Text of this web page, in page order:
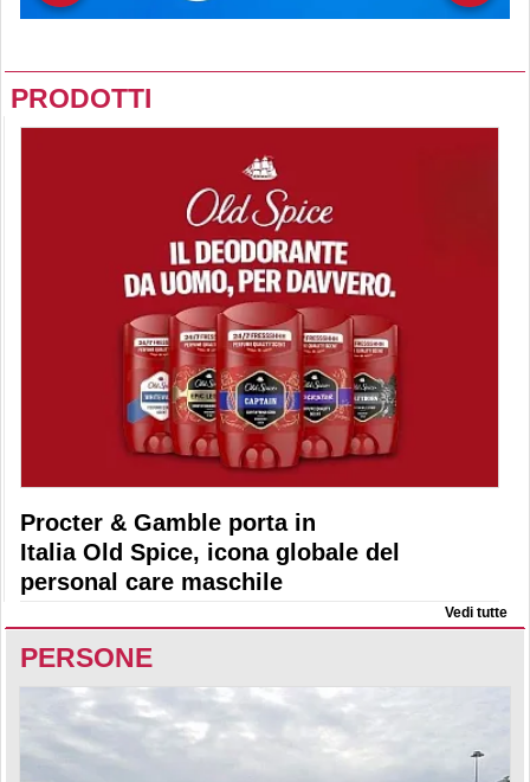
PRODOTTI
Procter & Gamble porta in
Italia Old Spice, icona globale del
personal care maschile
Vedi tutte
PERSONE